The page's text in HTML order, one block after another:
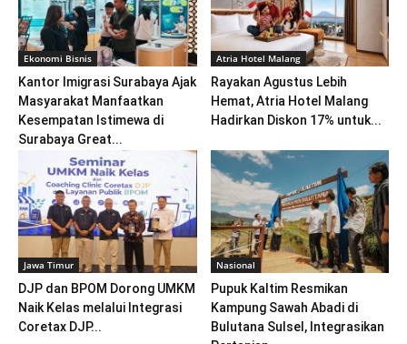
Ekonomi Bisnis
Kantor Imigrasi Surabaya Ajak
Masyarakat Manfaatkan
Kesempatan Istimewa di
Surabaya Great...
Atria Hotel Malang
Rayakan Agustus Lebih
Hemat, Atria Hotel Malang
Hadirkan Diskon 17% untuk...
Jawa Timur
DJP dan BPOM Dorong UMKM
Naik Kelas melalui Integrasi
Coretax DJP...
Nasional
Pupuk Kaltim Resmikan
Kampung Sawah Abadi di
Bulutana Sulsel, Integrasikan